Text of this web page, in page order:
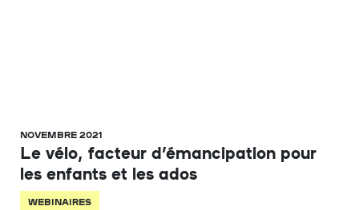
NOVEMBRE 2021
Le vélo, facteur d’émancipation pour
les enfants et les ados
WEBINAIRES